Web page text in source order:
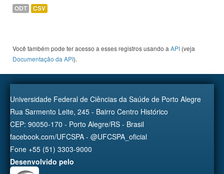
ODT CSV
Você também pode ter acesso a esses registros usando a API (veja
Documentação da API).
Universidade Federal de Ciências da Saúde de Porto Alegre
Rua Sarmento Leite, 245 - Bairro Centro Histórico
CEP: 90050-170 - Porto Alegre/RS - Brasil
facebook.com/UFCSPA - @UFCSPA_oficial
Fone +55 (51) 3303-9000
Desenvolvido pelo